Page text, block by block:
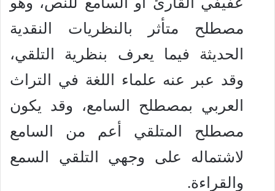
مصطلح متأثر بالنظريات النقدية
الحديثة فيما يعرف بنظرية التلقي،
وقد عبر عنه علماء اللغة في التراث
العربي بمصطلح السامع، وقد يكون
مصطلح المتلقي أعم من السامع
لاشتماله على وجهي التلقي السمع
والقراءة.